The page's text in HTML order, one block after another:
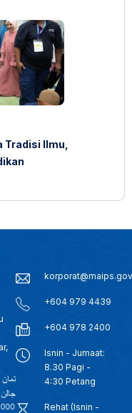
Tradisi Ilmu,
+604 979 4439
+604 978 2400
Isnin - Jumaat:
8.30 Pagi -
4:30 Petang
Rehat (Isnin -